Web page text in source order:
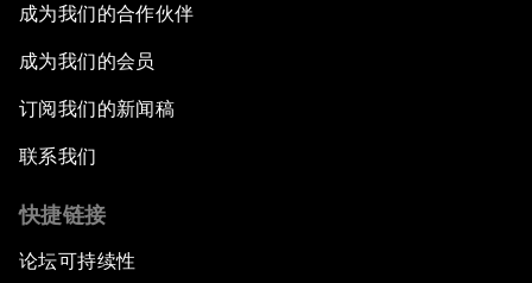
成为我们的合作伙伴
成为我们的会员
订阅我们的新闻稿
联系我们
快捷链接
论坛可持续性